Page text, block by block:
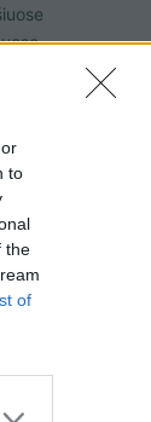
to
the
of